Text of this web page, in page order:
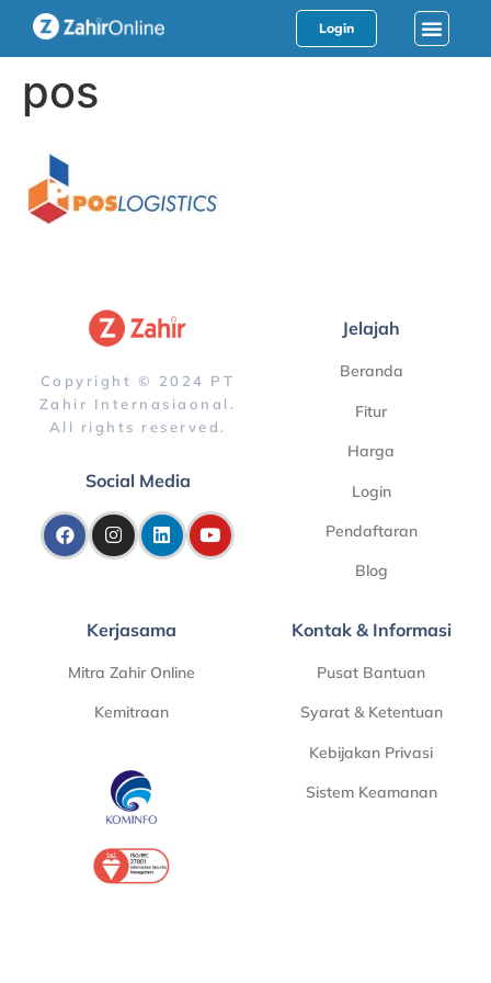
Login
pos
Copyright © 2024 PT
Zahir Internasiaonal.
All rights reserved.
Social Media
Jelajah
Beranda
Fitur
Harga
Login
Pendaftaran
Blog
Kerjasama
Mitra Zahir Online
Kemitraan
Kontak & Informasi
Pusat Bantuan
Syarat & Ketentuan
Kebijakan Privasi
Sistem Keamanan